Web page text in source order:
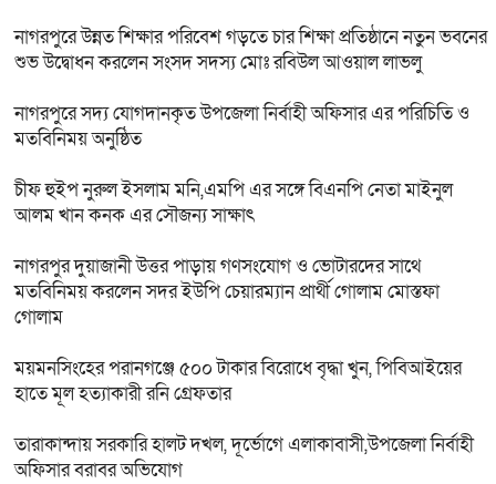
নাগরপুরে উন্নত শিক্ষার পরিবেশ গড়তে চার শিক্ষা প্রতিষ্ঠানে নতুন ভবনের
শুভ উদ্বোধন করলেন সংসদ সদস্য মোঃ রবিউল আওয়াল লাভলু
নাগরপুরে সদ্য যোগদানকৃত উপজেলা নির্বাহী অফিসার এর পরিচিতি ও
মতবিনিময় অনুষ্ঠিত
চীফ হুইপ নুরুল ইসলাম মনি,এমপি এর সঙ্গে বিএনপি নেতা মাইনুল
আলম খান কনক এর সৌজন্য সাক্ষাৎ
নাগরপুর দুয়াজানী উত্তর পাড়ায় গণসংযোগ ও ভোটারদের সাথে
মতবিনিময় করলেন সদর ইউপি চেয়ারম্যান প্রার্থী গোলাম মোস্তফা
গোলাম
ময়মনসিংহের পরানগঞ্জে ৫০০ টাকার বিরোধে বৃদ্ধা খুন, পিবিআইয়ের
হাতে মূল হত্যাকারী রনি গ্রেফতার
তারাকান্দায় সরকারি হালট দখল, দূর্ভোগে এলাকাবাসী,উপজেলা নির্বাহী
অফিসার বরাবর অভিযোগ